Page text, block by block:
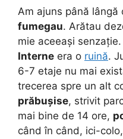
Am ajuns până lângă
fumegau. Arătau
mie aceeași senzație.
Interne era o ruină.
6-7 etaje nu mai
trecerea spre un alt
prăbușise, strivit
mai bine de 14 ore,
când în când, ici-